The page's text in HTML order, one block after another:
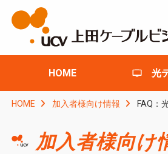
HOME 光
HOME 加入者様向け情報 FAQ：
加入者様向け